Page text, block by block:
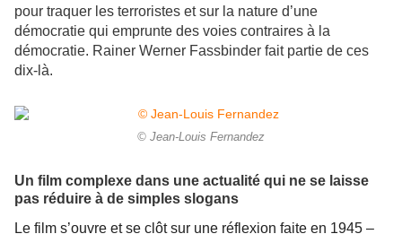
pour traquer les terroristes et sur la nature d’une
démocratie qui emprunte des voies contraires à la
démocratie. Rainer Werner Fassbinder fait partie de ces
dix-là.
© Jean-Louis Fernandez
Un film complexe dans une actualité qui ne se laisse
pas réduire à de simples slogans
Le film s’ouvre et se clôt sur une réflexion faite en 1945 –